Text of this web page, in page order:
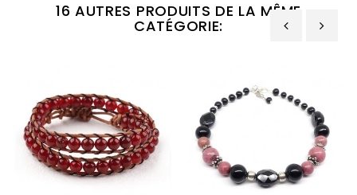
16 AUTRES PRODUITS DE LA MÊME
CATÉGORIE: